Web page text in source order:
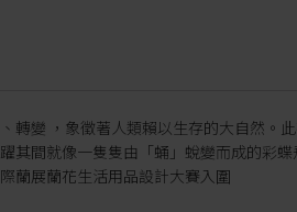
轉變 ，象徵著人類賴以生存的大自然。
其間就像一隻隻由「蛹」蛻變而成的彩蝶
蘭展蘭花生活用品設計大賽入圍